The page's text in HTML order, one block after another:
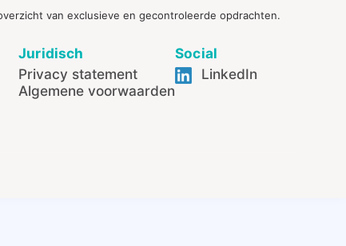
van exclusieve en gecontroleerde opdrachten.
Juridisch
Privacy statement
Algemene voorwaarden
Social
LinkedIn